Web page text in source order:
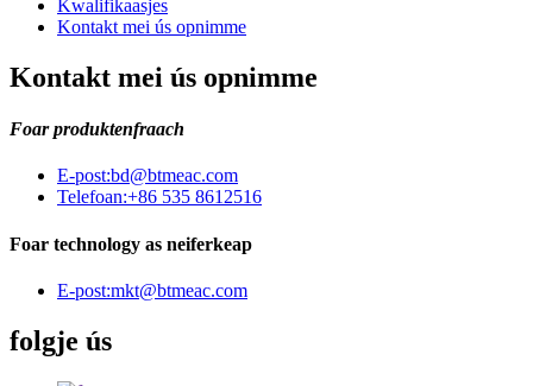
Kwalifikaasjes
Kontakt mei ús opnimme
Kontakt mei ús opnimme
Foar produktenfraach
E-post:bd@btmeac.com
Telefoan:+86 535 8612516
Foar technology as neiferkeap
E-post:mkt@btmeac.com
folgje ús